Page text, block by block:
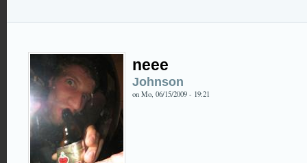
neee
Johnson
on Mo, 06/15/2009 - 19:21